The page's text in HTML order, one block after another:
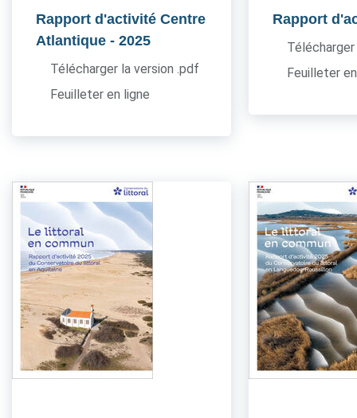
Rapport d'activité Centre
Atlantique - 2025
Télécharger la version .pdf
Feuilleter en ligne
Rapport
Feuilleter